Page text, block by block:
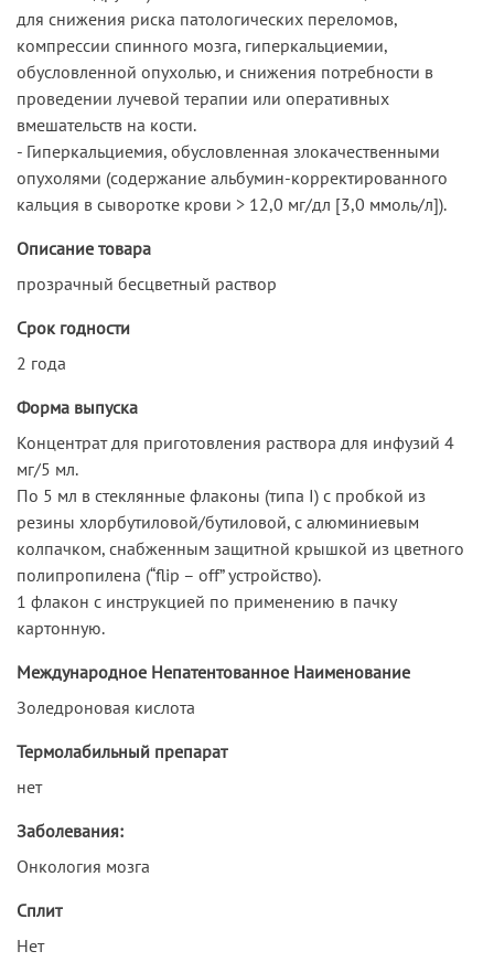
для снижения риска патологических переломов,
компрессии спинного мозга, гиперкальциемии,
обусловленной опухолью, и снижения потребности в
проведении лучевой терапии или оперативных
вмешательств на кости.
- Гиперкальциемия, обусловленная злокачественными
опухолями (содержание альбумин-корректированного
кальция в сыворотке крови > 12,0 мг/дл [3,0 ммоль/л]).
Описание товара
прозрачный бесцветный раствор
Срок годности
2 года
Форма выпуска
Концентрат для приготовления раствора для инфузий 4
мг/5 мл.
По 5 мл в стеклянные флаконы (типа I) с пробкой из
резины хлорбутиловой/бутиловой, с алюминиевым
колпачком, снабженным защитной крышкой из цветного
полипропилена (“flip – off” устройство).
1 флакон с инструкцией по применению в пачку
картонную.
Международное Непатентованное Наименование
Золедроновая кислота
Термолабильный препарат
нет
Заболевания:
Онкология мозга
Сплит
Нет